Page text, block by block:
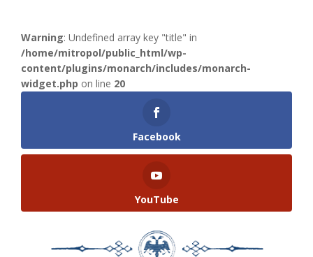
Warning: Undefined array key "title" in
/home/mitropol/public_html/wp-
content/plugins/monarch/includes/monarch-
widget.php on line 20
Facebook
YouTube